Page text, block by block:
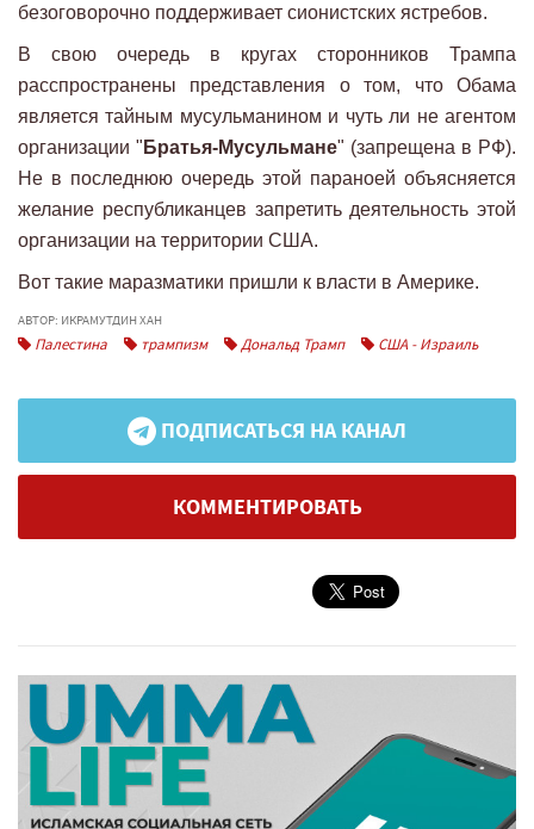
безоговорочно поддерживает сионистских ястребов.
В свою очередь в кругах сторонников Трампа
расспространены представления о том, что Обама
является тайным мусульманином и чуть ли не агентом
организации " Братья-Мусульмане" (запрещена в РФ).
Не в последнюю очередь этой параноей объясняется
желание республиканцев запретить деятельность этой
организации на территории США.
Вот такие маразматики пришли к власти в Америке.
АВТОР: ИКРАМУТДИН ХАН
Палестина трампизм Дональд Трамп США - Израиль
ПОДПИСАТЬСЯ НА КАНАЛ
КОММЕНТИРОВАТЬ